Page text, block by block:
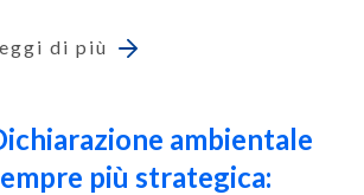
di più
ambientale
più strategica: